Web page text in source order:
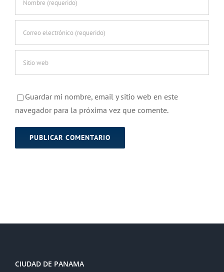
Guardar mi nombre, email y sitio web en este
navegador para la próxima vez que comente.
CIUDAD DE PANAMA